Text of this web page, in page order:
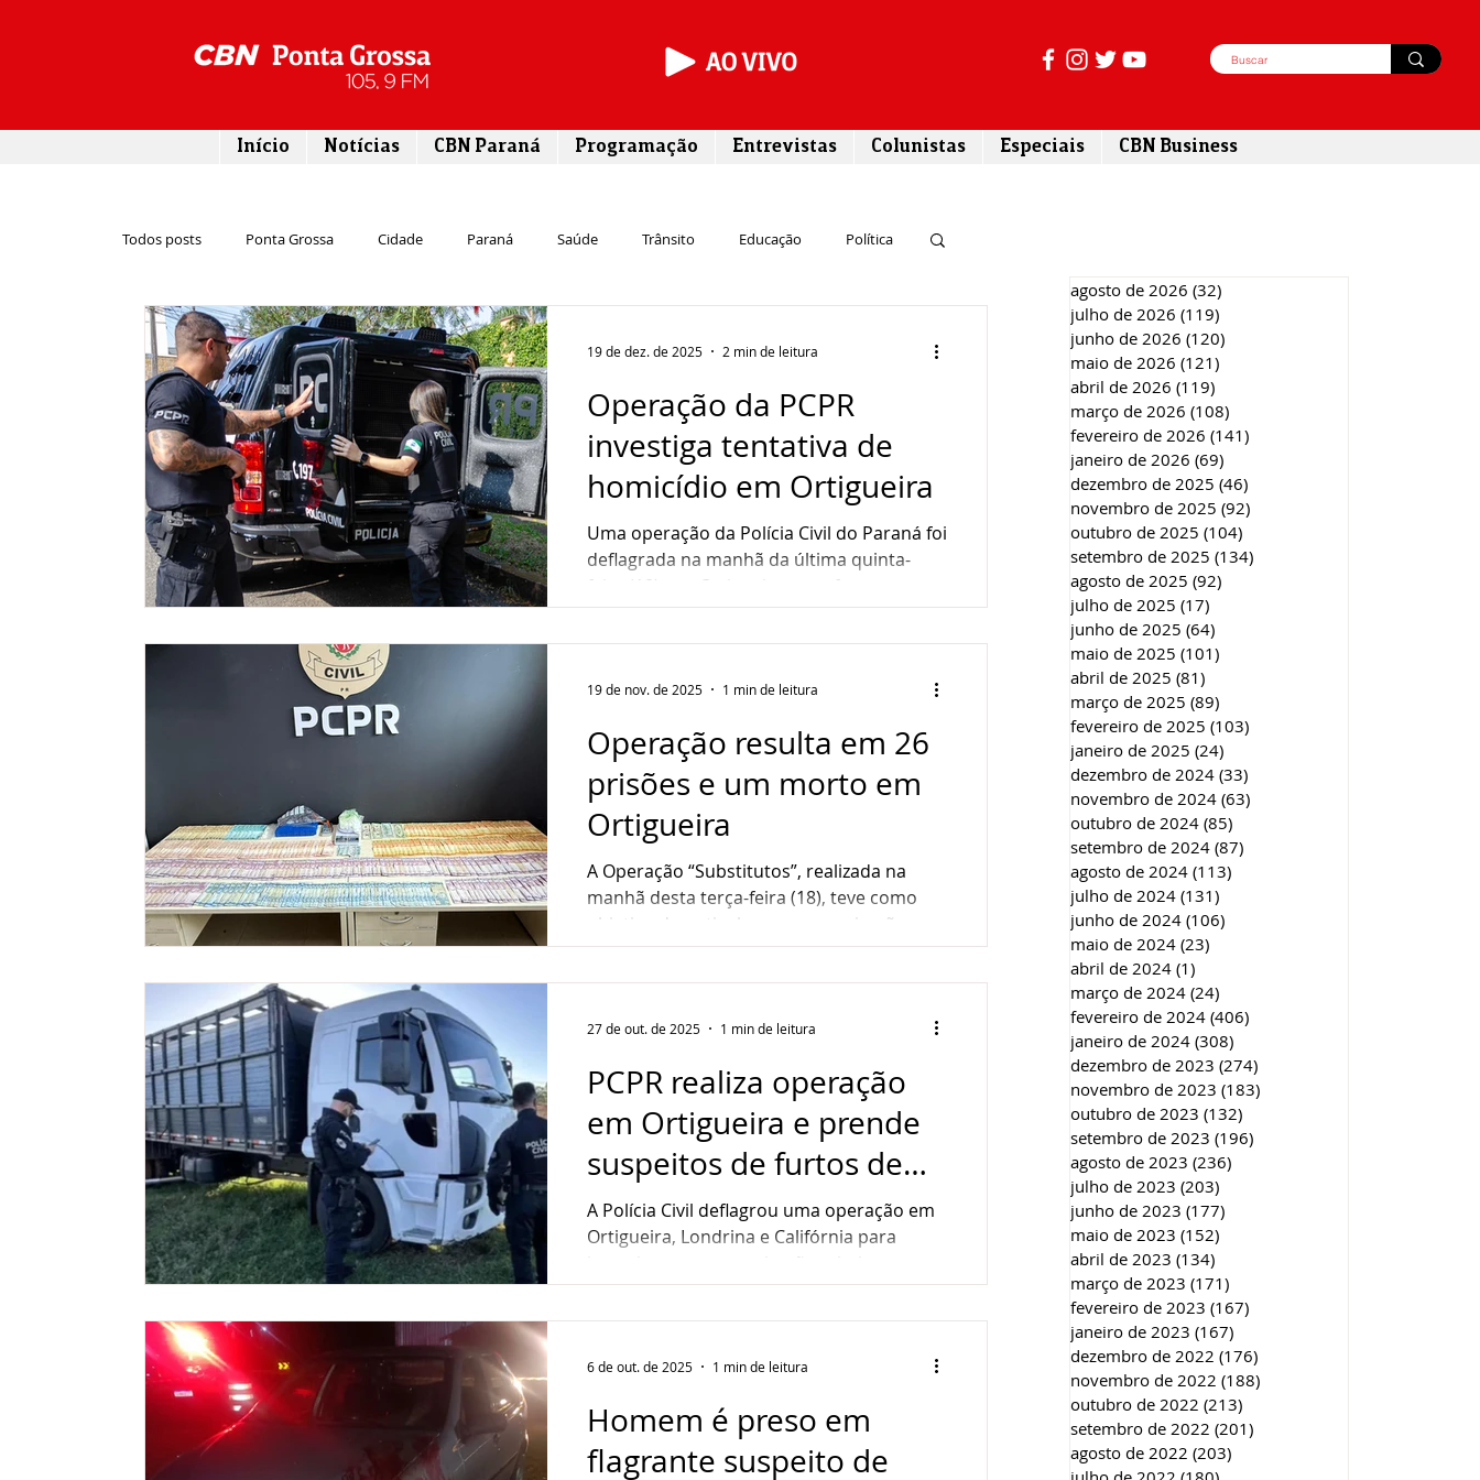
Início Notícias CBN Paraná Programação Entrevistas Colunistas Especiais CBN Business
Todos posts Ponta Grossa Cidade Paraná Saúde Trânsito Educação Política
Cultura Economia Esporte Emprego
Infraestrutura Agricultura Lazer Turismo Rodovias Agronegócio
Meio ambiente Comunicação Empreendedorismo Sustentabilidade Gastronomia
Tecnologia Polícia Transporte Cultura
Operação da PCPR
investiga tentativa de
homicídio em Ortigueira
Uma operação da Polícia Civil do Paraná foi
deflagrada na manhã da última quinta-
feira (18), em Ortigueira, com foco no
combate aos crimes contra a vida. Durante
a ação, foram cumpridos cinco mandados
tentativa de homicídio qualificado
cinco madados, um de prisão preventiva e
quatro de busca e apreensão Foto:
Divulgação Entre as ordens judiciais, houve
um mandado de prisão preventiva e
quatro ma
19 de dez. de 2025 2 min de leitura
Operação resulta em 26
prisões e um morto em
Ortigueira
A Operação “Substitutos”, realizada na
manhã desta terça-feira (18), teve como
objetivo desarticular uma organização
criminosa voltada ao tráfico de drogas em
Ortigueira. A ação mobilizou mais de 90
ordens judiciais, entre elas 30 mandados
busca e apreensão e uma ordem de
suspensão das atividades de uma boate no
município. Denúncias podem ser feitas de
forma anônima pelos telefones 197 e 181
19 de nov. de 2025 1 min de leitura
PCPR realiza operação
em Ortigueira e prende
suspeitos de furtos de
gado
A Polícia Civil deflagrou uma operação em
Ortigueira, Londrina e Califórnia para
investigar uma organização criminosa
especializada em furto de gado. A ação faz
parte de uma série de operações
feira (24) no Paraná e no Mato Grosso, que
em mais de R$ 1 milhão. As investigações
continuam para identificar outros
envolvidos Foto: Divulgação No Paraná, a
27 de out. de 2025 1 min de leitura
Homem é preso em
flagrante suspeito de
6 de out. de 2025 1 min de leitura
agosto de 2026 (32)
julho de 2026 (119)
junho de 2026 (120)
maio de 2026 (121)
abril de 2026 (119)
março de 2026 (108)
fevereiro de 2026 (141)
janeiro de 2026 (69)
dezembro de 2025 (46)
novembro de 2025 (92)
outubro de 2025 (104)
setembro de 2025 (134)
agosto de 2025 (92)
julho de 2025 (17)
junho de 2025 (64)
maio de 2025 (101)
abril de 2025 (81)
março de 2025 (89)
fevereiro de 2025 (103)
janeiro de 2025 (24)
dezembro de 2024 (33)
novembro de 2024 (63)
outubro de 2024 (85)
setembro de 2024 (87)
agosto de 2024 (113)
julho de 2024 (131)
junho de 2024 (106)
maio de 2024 (23)
abril de 2024 (1)
março de 2024 (24)
fevereiro de 2024 (406)
janeiro de 2024 (308)
dezembro de 2023 (274)
novembro de 2023 (183)
outubro de 2023 (132)
setembro de 2023 (196)
agosto de 2023 (236)
julho de 2023 (203)
junho de 2023 (177)
maio de 2023 (152)
abril de 2023 (134)
março de 2023 (171)
fevereiro de 2023 (167)
janeiro de 2023 (167)
dezembro de 2022 (176)
novembro de 2022 (188)
outubro de 2022 (213)
setembro de 2022 (201)
agosto de 2022 (203)